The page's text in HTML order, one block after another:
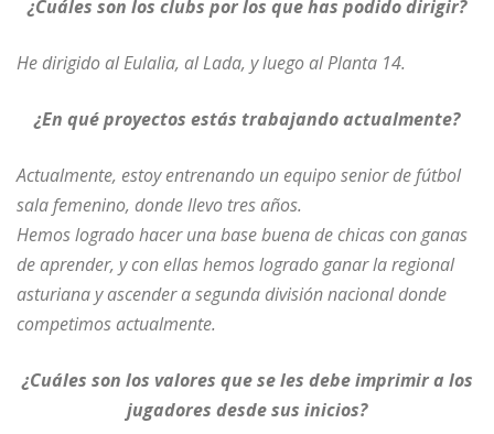
¿Cuáles son los clubs por los que has podido dirigir?
He dirigido al Eulalia, al Lada, y luego al Planta 14.
¿En qué proyectos estás trabajando actualmente?
Actualmente, estoy entrenando un equipo senior de fútbol
sala femenino, donde llevo tres años.
Hemos logrado hacer una base buena de chicas con ganas
de aprender, y con ellas hemos logrado ganar la regional
asturiana y ascender a segunda división nacional donde
competimos actualmente.
¿Cuáles son los valores que se les debe imprimir a los
jugadores desde sus inicios?